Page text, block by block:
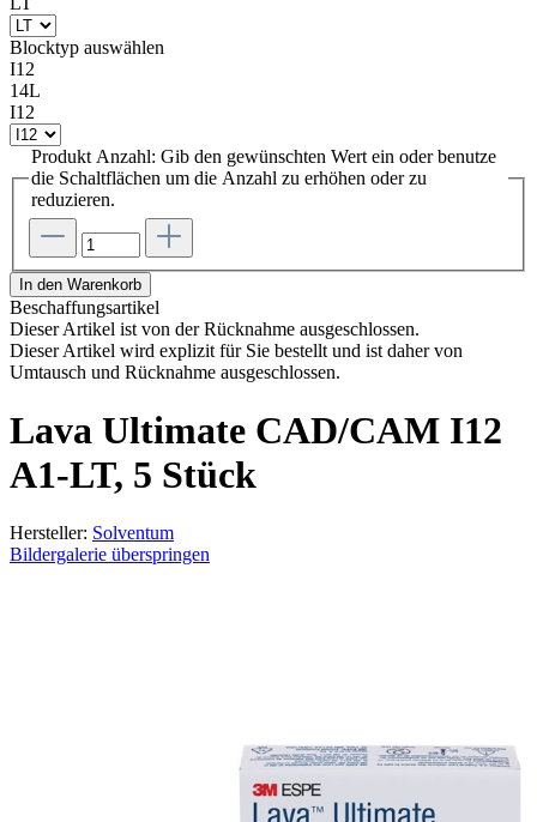
Blocktyp auswählen
I12
14L
I12
Produkt Anzahl: Gib den gewünschten Wert ein oder benutze
die Schaltflächen um die Anzahl zu erhöhen oder zu
reduzieren.
In den Warenkorb
Beschaffungsartikel
Dieser Artikel ist von der Rücknahme ausgeschlossen.
Dieser Artikel wird explizit für Sie bestellt und ist daher von
Umtausch und Rücknahme ausgeschlossen.
Lava Ultimate CAD/CAM I12
A1-LT, 5 Stück
Hersteller: Solventum
Bildergalerie überspringen